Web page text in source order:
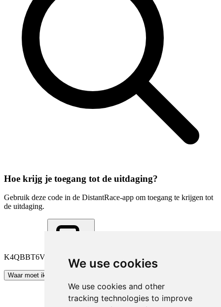
We use cookies
We use cookies and other
tracking technologies to improve
Hoe krijg je toegang tot de uitdaging?
Gebruik deze code in de DistantRace-app om toegang te krijgen tot
de uitdaging.
K4QBBT6V
Kopieer code
Waar moet ik het invoeren?